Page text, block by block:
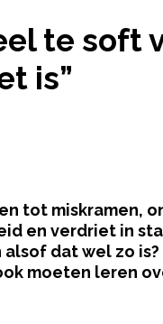
te soft
is”
tot miskramen,
en verdriet in
dat wel zo
moeten leren